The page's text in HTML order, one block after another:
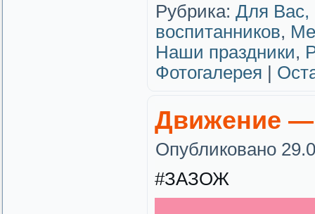
Рубрика: Для Вас,
воспитанников,
Наши праздники,
Фотогалерея |
Движение —
Опубликовано
#ЗАЗОЖ